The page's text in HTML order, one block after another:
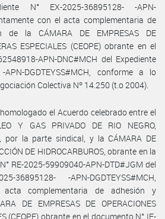
N° EX-2025-36895128- -APN-
con el acta complementaria de
de la CÁMARA DE EMPRESAS DE
ESPECIALES (CEOPE) obrante en el
APN-DNC#MCH del Expediente
APN-DGDTEYSS#MCH, conforme a lo
Colectiva Nº 14.250 (t.o 2004).
homologado el Acuerdo celebrado entre el
Y GAS PRIVADO DE RIO NEGRO,
por la parte sindical, y la CÁMARA DE
DE HIDROCARBUROS, obrante en la
RE-2025-59909040-APN-DTD#JGM del
36895128- -APN-DGDTEYSS#MCH,
complementaria de adhesión y
DE EMPRESAS DE OPERACIONES
(CEOPE) obrante en el documento N° IF-